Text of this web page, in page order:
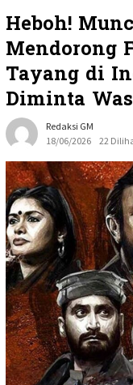
Heboh!
Mendorong
Tayang di
Diminta
Redaksi GM
18/06/2026
22